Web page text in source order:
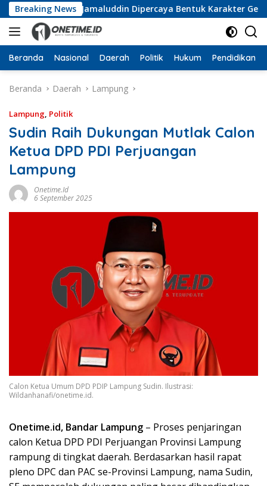
Langsung
ke
konten
Breaking News
Wan Jamaluddin Dipercaya Bentuk Karakter Generasi
Beranda Nasional Daerah Politik Hukum Pendidikan
Beranda Daerah Lampung
Lampung, Politik
Sudin Raih Dukungan Mutlak Calon
Ketua DPD PDI Perjuangan
Lampung
Onetime.id
6 September 2025
Calon Ketua Umum DPD PDIP Lampung Sudin. Ilustrasi:
Wildanhanafi/onetime.id.
Onetime.id, Bandar Lampung – Proses penjaringan
calon Ketua DPD PDI Perjuangan Provinsi Lampung
rampung di tingkat daerah. Berdasarkan hasil rapat
pleno DPC dan PAC se-Provinsi Lampung, nama Sudin,